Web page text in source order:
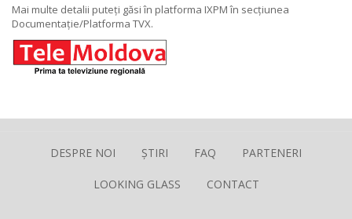
Mai multe detalii puteți găsi în platforma IXPM în secțiunea
Documentație/Platforma TVX.
DESPRE NOI ȘTIRI FAQ PARTENERI
LOOKING GLASS CONTACT